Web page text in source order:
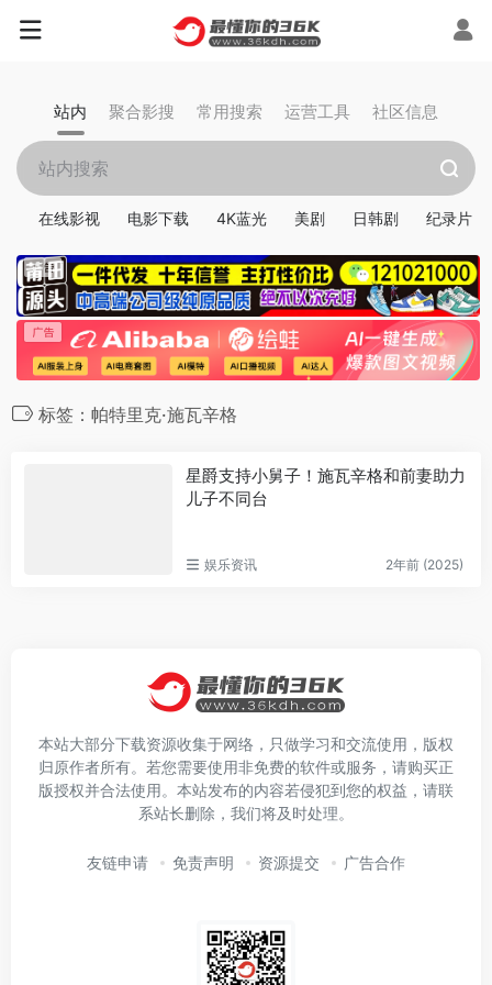
站内 聚合影搜 常用搜索 运营工具 社区信息
在线影视 电影下载 4K蓝光 美剧 日韩剧 纪录片
标签：帕特里克·施瓦辛格
星爵支持小舅子！施瓦辛格和前妻助力
儿子不同台
娱乐资讯 2年前 (2025)
本站大部分下载资源收集于网络，只做学习和交流使用，版权
归原作者所有。若您需要使用非免费的软件或服务，请购买正
版授权并合法使用。本站发布的内容若侵犯到您的权益，请联
系站长删除，我们将及时处理。
友链申请 免责声明 资源提交 广告合作